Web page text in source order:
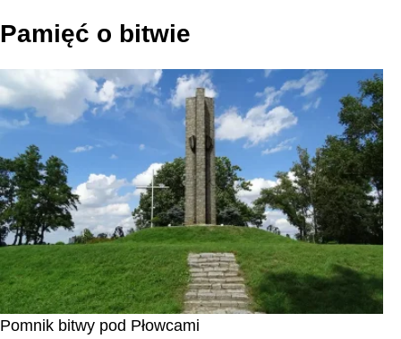
Pamięć o bitwie
Pomnik bitwy pod Płowcami